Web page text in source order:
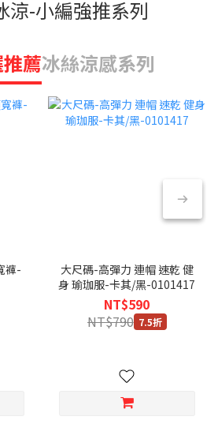
涼-小編強推系列
薦冰絲涼感系列
褲-
大尺碼-高彈力 連帽 速乾 健
身 瑜珈服-卡其/黑-0101417
NT$590
NT$790 7.5折